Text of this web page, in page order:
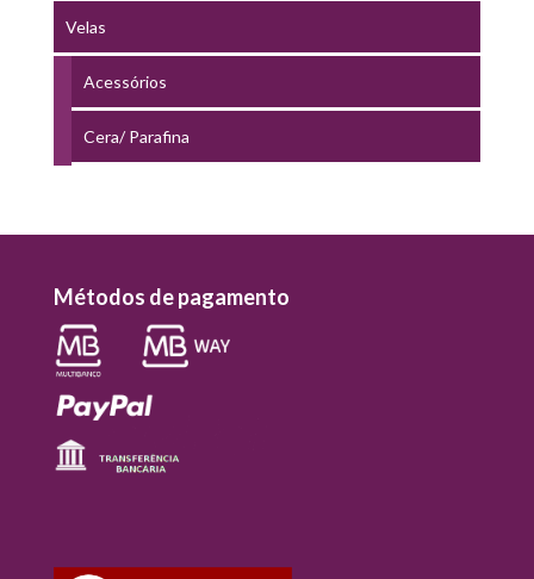
Velas
Acessórios
Cera/ Parafina
Métodos de pagamento